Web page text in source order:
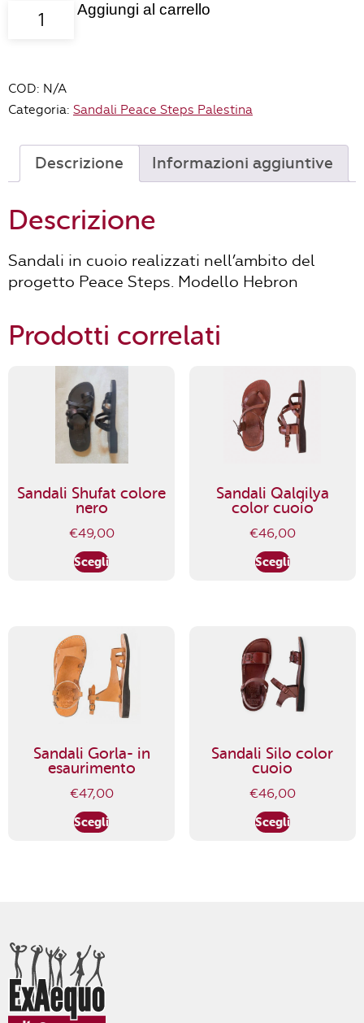
Sandali
Hebron
quantità
Aggiungi al carrello
COD: N/A
Categoria: Sandali Peace Steps Palestina
Descrizione Informazioni aggiuntive
Descrizione
Sandali in cuoio realizzati nell’ambito del
progetto Peace Steps. Modello Hebron
Prodotti correlati
Sandali Shufat colore
nero
€49,00
Scegli
Sandali Qalqilya
color cuoio
€46,00
Scegli
Sandali Gorla- in
esaurimento
€47,00
Scegli
Sandali Silo color
cuoio
€46,00
Scegli